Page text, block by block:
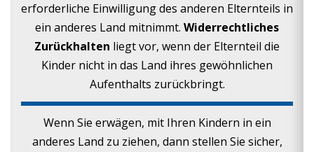
erforderliche Einwilligung des anderen Elternteils in
ein anderes Land mitnimmt. Widerrechtliches
Zurückhalten liegt vor, wenn der Elternteil die
Kinder nicht in das Land ihres gewöhnlichen
Aufenthalts zurückbringt.
Wenn Sie erwägen, mit Ihren Kindern in ein
anderes Land zu ziehen, dann stellen Sie sicher,